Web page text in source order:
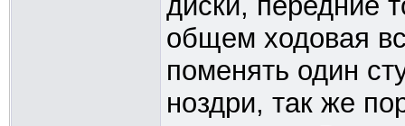
общем ходовая
поменять один
ноздри, так же